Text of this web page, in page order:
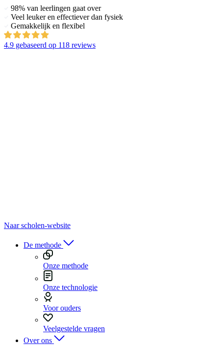
98% van leerlingen gaat over
Veel leuker en effectiever dan fysiek
Gemakkelijk en flexibel
4.9 gebaseerd op 118 reviews
Naar scholen-website
De methode
Onze methode
Onze technologie
Voor ouders
Veelgestelde vragen
Over ons